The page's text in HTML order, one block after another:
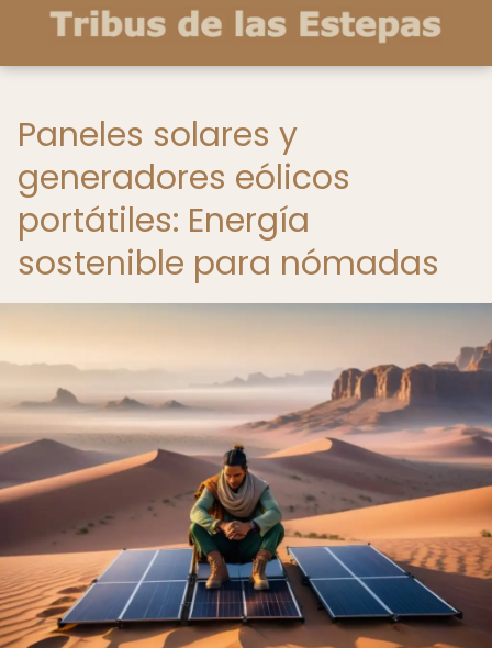
Paneles solares y
generadores eólicos
portátiles: Energía
sostenible para nómadas